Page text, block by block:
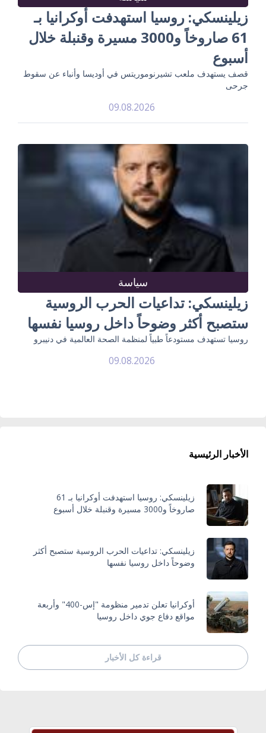
زيلينسكي: روسيا استهدفت أوكرانيا بـ
61 صاروخاً و3000 مسيرة وقنبلة خلال
أسبوع
قصف يستهدف ملعب تشيرنوموريتس في أوديسا وأنباء عن سقوط
جرحى
09.08.2026
سياسة
زيلينسكي: تداعيات الحرب الروسية
ستصبح أكثر وضوحاً داخل روسيا نفسها
روسيا تستهدف مستودعاً طبياً لمنظمة الصحة العالمية في دنيبرو
09.08.2026
الأخبار الرئيسية
زيلينسكي: روسيا استهدفت أوكرانيا بـ 61
صاروخاً و3000 مسيرة وقنبلة خلال أسبوع
زيلينسكي: تداعيات الحرب الروسية ستصبح أكثر
وضوحاً داخل روسيا نفسها
أوكرانيا تعلن تدمير منظومة "إس-400" وأربعة
مواقع دفاع جوي داخل روسيا
قراءة كل الأخبار